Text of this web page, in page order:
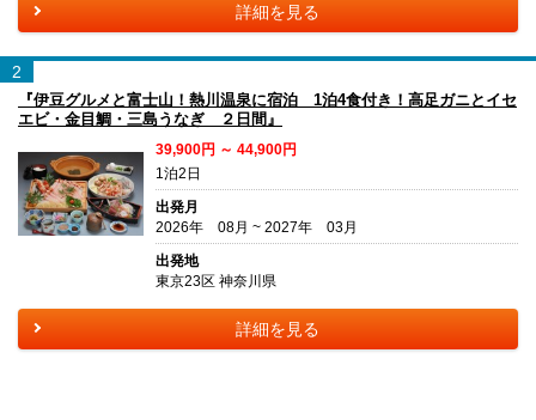
詳細を見る
2
『伊豆グルメと富士山！熱川温泉に宿泊 1泊4食付き！高足ガニとイセ
エビ・金目鯛・三島うなぎ ２日間』
39,900円 ～ 44,900円
1泊2日
出発月
2026年 08月 ~ 2027年 03月
出発地
東京23区 神奈川県
詳細を見る